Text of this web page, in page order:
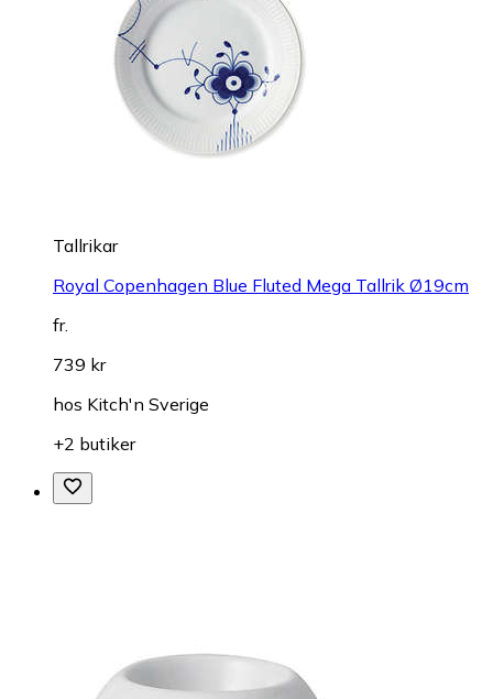
Tallrikar
Royal Copenhagen Blue Fluted Mega Tallrik Ø19cm
fr.
739 kr
hos Kitch'n Sverige
+2 butiker